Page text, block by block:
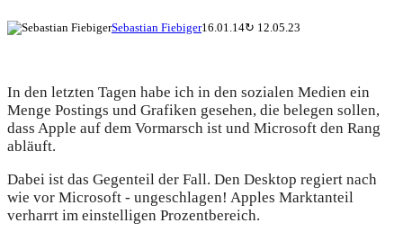
Sebastian Fiebiger16.01.14↻ 12.05.23
In den letzten Tagen habe ich in den sozialen Medien ein
Menge Postings und Grafiken gesehen, die belegen sollen,
dass Apple auf dem Vormarsch ist und Microsoft den Rang
abläuft.
Dabei ist das Gegenteil der Fall. Den Desktop regiert nach
wie vor Microsoft - ungeschlagen! Apples Marktanteil
verharrt im einstelligen Prozentbereich.